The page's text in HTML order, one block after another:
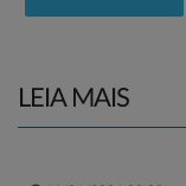
LEIA MAIS